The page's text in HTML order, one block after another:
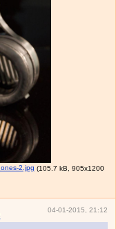
2.jpg (105.7 kB, 905x1200
04-01-2015, 21:12